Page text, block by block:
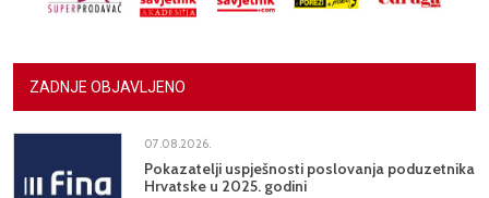
ZADNJE OBJAVLJENO
07.08.2026.
Pokazatelji uspješnosti poslovanja poduzetnika
Hrvatske u 2025. godini